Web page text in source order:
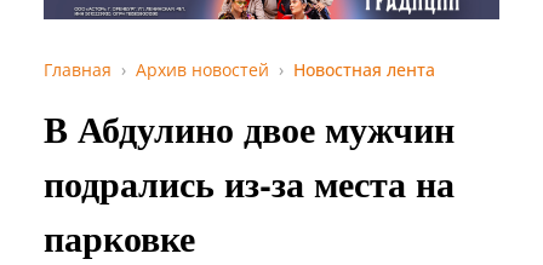
Главная Архив новостей Новостная лента
В Абдулино двое мужчин
подрались из-за места на
парковке